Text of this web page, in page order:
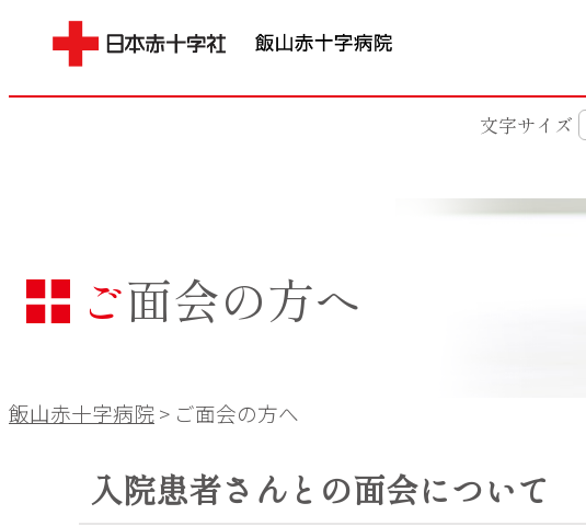
文字サイズ
ご面会の方へ
飯山赤十字病院> ご面会の方へ
入院患者さんとの面会について